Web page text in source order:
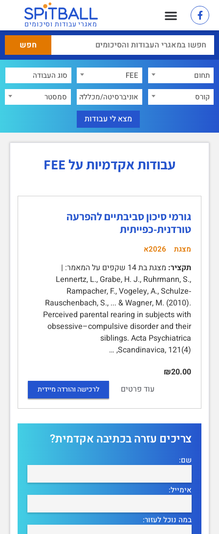
מאגרי עבודות וסיכומים
תחום
FEE
קורס
אוניברסיטה/מכללה סמסטר
עבודות אקדמיות על FEE
גורמי סיכון סביבתיים להפרעה
טורדנית-כפייתית
מצגת 2026א
תקציר:
מצגת בת 14 שקפים על המאמר: |
Lennertz, L., Grabe, H. J., Ruhrmann, S.,
Rampacher, F., Vogeley, A., Schulze‐
Rauschenbach, S., ... & Wagner, M. (2010).
Perceived parental rearing in subjects with
obsessive–compulsive disorder and their
siblings. Acta Psychiatrica
Scandinavica, 121(4), …
₪20.00
עוד פרטים
לרכישה והורדה מיידית
צריכים עזרה בכתיבה אקדמית?
שם:
אימייל:
במה נוכל לעזור: